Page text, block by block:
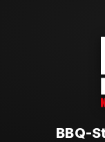
BBQ-